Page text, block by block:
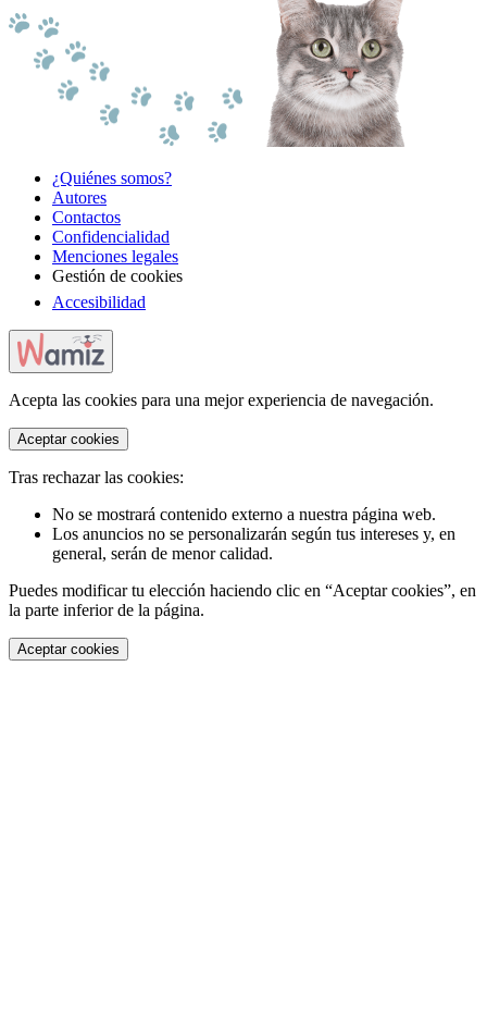
¿Quiénes somos?
Autores
Contactos
Confidencialidad
Menciones legales
Gestión de cookies
Accesibilidad
Acepta las cookies para una mejor experiencia de navegación.
Aceptar cookies
Tras rechazar las cookies:
No se mostrará contenido externo a nuestra página web.
Los anuncios no se personalizarán según tus intereses y, en
general, serán de menor calidad.
Puedes modificar tu elección haciendo clic en “Aceptar cookies”, en
la parte inferior de la página.
Aceptar cookies